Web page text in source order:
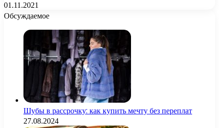
01.11.2021
Обсуждаемое
Шубы в рассрочку: как купить мечту без переплат
27.08.2024